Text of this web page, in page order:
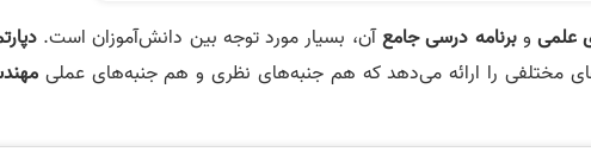
علمیوبرنامه درسی جامعآن، بسیار مورد توجه بین دانش‌آموزان است.
مختلفی را ارائه می‌دهد که هم جنبه‌های نظری و هم جنبه‌های عملی